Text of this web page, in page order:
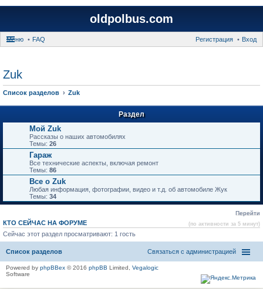
oldpolbus.com
Меню FAQ Вход
Регистрация
Zuk
Список разделов Zuk
Раздел
Мой Zuk
Рассказы о наших автомобилях
Темы: 26
Гараж
Все технические аспекты, включая ремонт
Темы: 86
Все о Zuk
Любая информация, фотографии, видео и т.д. об автомобиле Жук
Темы: 34
Перейти
КТО СЕЙЧАС НА ФОРУМЕ (по активности за 5 минут)
Сейчас этот раздел просматривают: 1 гость
Список разделов Связаться с администрацией
Powered by phpBBex © 2016 phpBB Limited, Vegalogic
Software